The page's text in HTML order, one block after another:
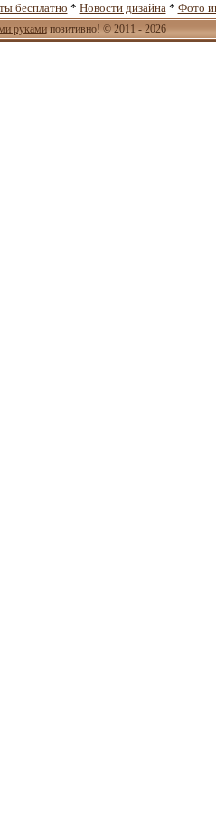
бесплатно * Новости дизайна* Фото
рукамипозитивно! © 2011 - 2026